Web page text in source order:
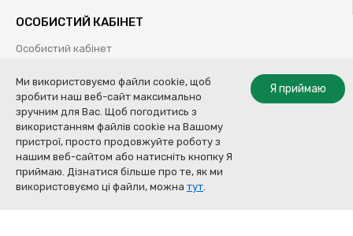
Купити
ОСОБИСТИЙ КАБІНЕТ
Особистий кабінет
Обрані товари
© Колор Систем ТОВ | Професійні рішення для кузовного ремонту |
2009-2020
Я приймаю
Ми використовуємо файли cookie, щоб
зробити наш веб-сайт максимально
зручним для Вас. Щоб погодитись з
використанням файлів cookie на Вашому
пристрої, просто продовжуйте роботу з
нашим веб-сайтом або натисніть кнопку Я
приймаю. Дізнатися більше про те, як ми
використовуємо ці файли, можна тут.